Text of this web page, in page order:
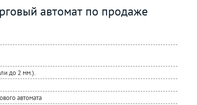
автомат по продаже
до 2 мм.).
автомата